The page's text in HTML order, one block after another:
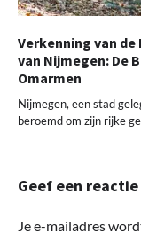
Verkenning van
van Nijmegen: De
Omarmen
Nijmegen, een stad
beroemd om zijn rijke
Geef een reactie
Je e-mailadres